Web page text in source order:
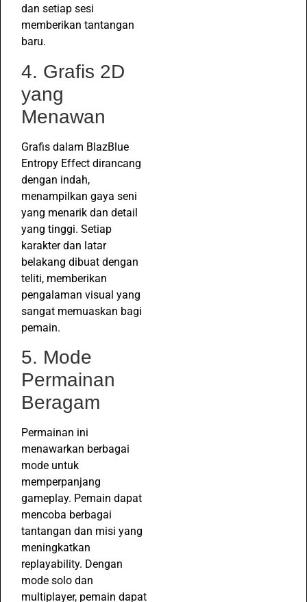
dan setiap sesi
memberikan tantangan
baru.
4. Grafis 2D
yang
Menawan
Grafis dalam BlazBlue
Entropy Effect dirancang
dengan indah,
menampilkan gaya seni
yang menarik dan detail
yang tinggi. Setiap
karakter dan latar
belakang dibuat dengan
teliti, memberikan
pengalaman visual yang
sangat memuaskan bagi
pemain.
5. Mode
Permainan
Beragam
Permainan ini
menawarkan berbagai
mode untuk
memperpanjang
gameplay. Pemain dapat
mencoba berbagai
tantangan dan misi yang
meningkatkan
replayability. Dengan
mode solo dan
multiplayer, pemain dapat